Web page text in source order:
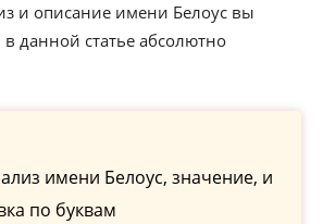
и описание имени Белоус вы
в данной статье абсолютно
имени Белоус, значение, и
по буквам